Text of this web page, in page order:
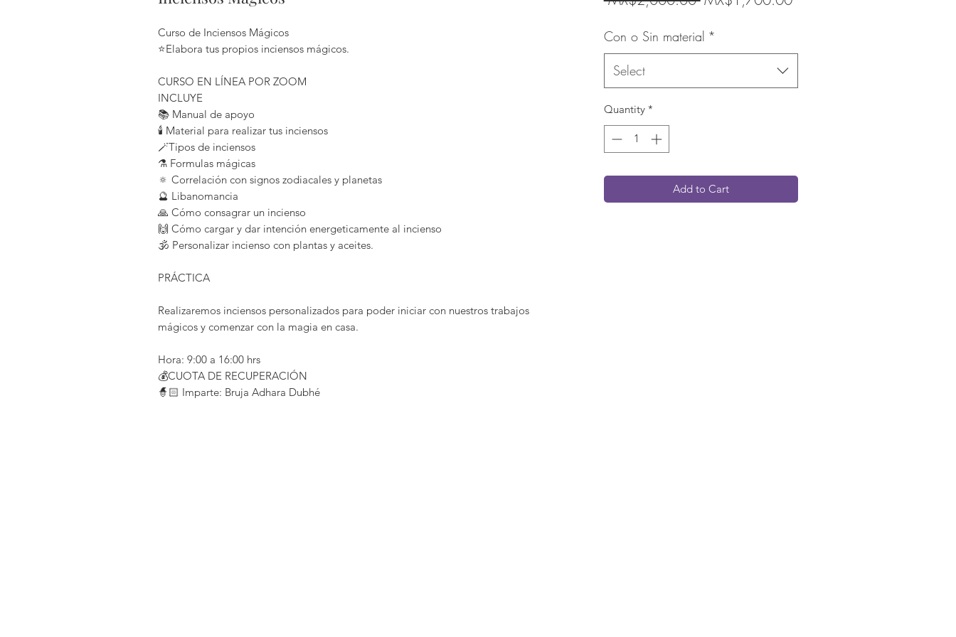
Curso de Inciensos Mágicos
⭐️Elabora tus propios inciensos mágicos.
CURSO EN LÍNEA POR ZOOM
INCLUYE
📚 Manual de apoyo
🕯️ Material para realizar tus inciensos
🪄Tipos de inciensos
⚗️ Formulas mágicas
🔅 Correlación con signos zodiacales y planetas
🔮 Libanomancia
🙏 Cómo consagrar un incienso
🙌 Cómo cargar y dar intención energeticamente al incienso
🕉️ Personalizar incienso con plantas y aceites.
PRÁCTICA
Realizaremos inciensos personalizados para poder iniciar con nuestros trabajos
mágicos y comenzar con la magia en casa.
Hora: 9:00 a 16:00 hrs
💰CUOTA DE RECUPERACIÓN
🧙🏻 Imparte: Bruja Adhara Dubhé
Con o Sin material *
Select
Quantity *
Add to Cart